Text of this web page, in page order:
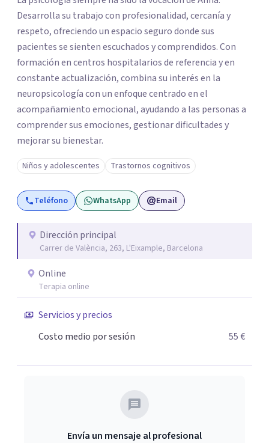
Desarrolla su trabajo con profesionalidad, cercanía y
respeto, ofreciendo un espacio seguro donde sus
pacientes se sienten escuchados y comprendidos. Con
formación en centros hospitalarios de referencia y en
constante actualización, combina su interés en la
neuropsicología con un enfoque centrado en el
acompañamiento emocional, ayudando a las personas a
comprender sus emociones, gestionar dificultades y
mejorar su bienestar.
Niños y adolescentes Trastornos cognitivos
Teléfono WhatsApp Email
Dirección principal
Carrer de València, 263, L'Eixample, Barcelona
Online
Terapia online
Servicios y precios
Costo medio por sesión
55 €
Envía un mensaje al profesional